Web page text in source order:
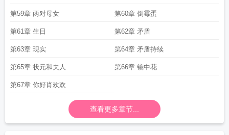
第59章 两对母女 第60章 倒霉蛋
第61章 生日 第62章 矛盾
第63章 现实 第64章 矛盾持续
第65章 状元和夫人 第66章 镜中花
第67章 你好肖欢欢
查看更多章节...